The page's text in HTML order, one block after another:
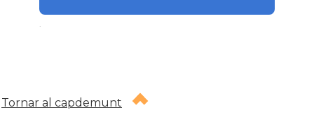
Tornar al capdemunt